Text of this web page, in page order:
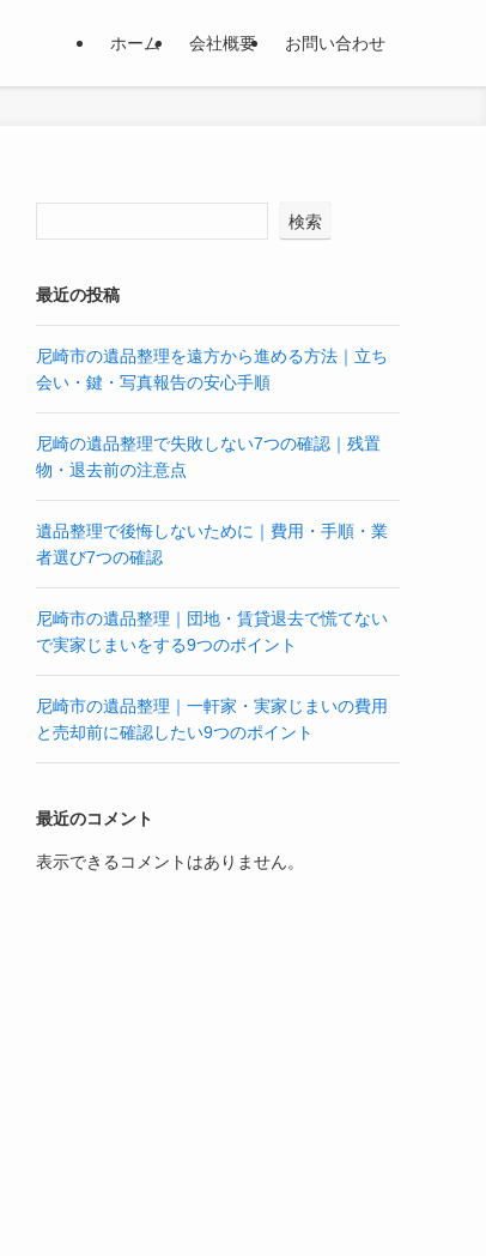
ホーム 会社概要 お問い合わせ
検索
最近の投稿
尼崎市の遺品整理を遠方から進める方法｜立ち
会い・鍵・写真報告の安心手順
尼崎の遺品整理で失敗しない7つの確認｜残置
物・退去前の注意点
遺品整理で後悔しないために｜費用・手順・業
者選び7つの確認
尼崎市の遺品整理｜団地・賃貸退去で慌てない
で実家じまいをする9つのポイント
尼崎市の遺品整理｜一軒家・実家じまいの費用
と売却前に確認したい9つのポイント
最近のコメント
表示できるコメントはありません。